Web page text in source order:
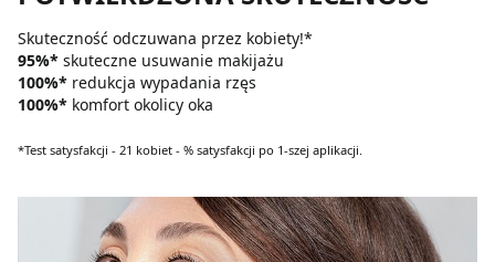
Skuteczność odczuwana przez kobiety!*
95%* skuteczne usuwanie makijażu
100%* redukcja wypadania rzęs
100%* komfort okolicy oka
*Test satysfakcji - 21 kobiet - % satysfakcji po 1-szej aplikacji.